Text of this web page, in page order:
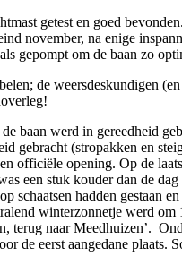
getest en goed
november, na enige
gepompt om de baan zo
de weersdeskundigen
baan werd in gereedheid
gebracht (stropakken en
officiële opening. Op de
een stuk kouder dan de
schaatsen hadden gestaan
winterzonnetje werd
terug naar Meedhuizen’.
de eerst aangedane